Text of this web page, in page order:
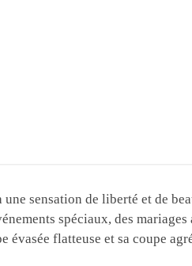
sensation de liberté et de
spéciaux, des
flatteuse et sa coupe